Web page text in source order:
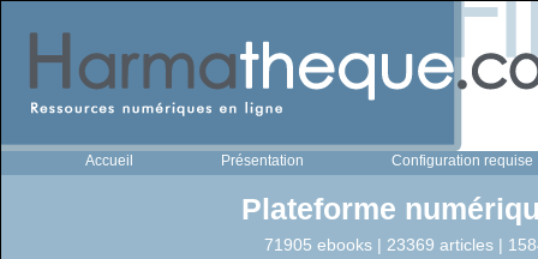
Accueil Présentation Configuration requise
Plateforme
71905 ebooks | 23369 articles |